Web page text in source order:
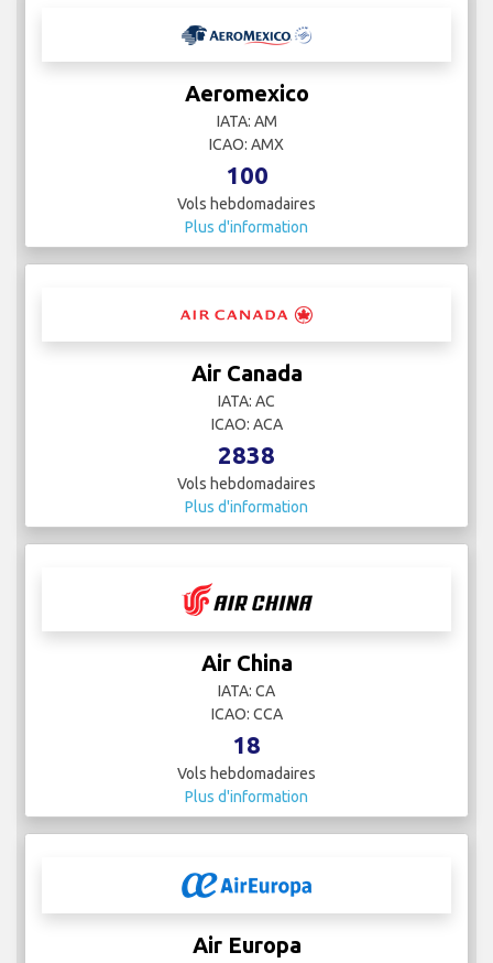
Aeromexico
IATA: AM
ICAO: AMX
100
Vols hebdomadaires
Plus d'information
Air Canada
IATA: AC
ICAO: ACA
2838
Vols hebdomadaires
Plus d'information
Air China
IATA: CA
ICAO: CCA
18
Vols hebdomadaires
Plus d'information
Air Europa